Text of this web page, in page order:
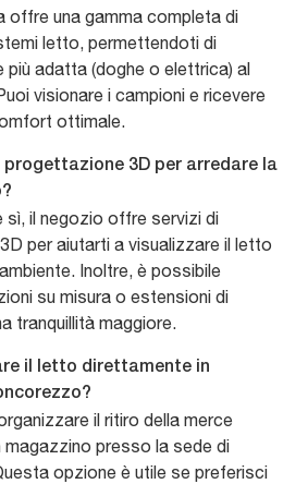
offre una gamma completa di
letto, permettendoti di
più adatta (doghe o elettrica) al
visionare i campioni e ricevere
ottimale.
3D per arredare la
sì, il negozio offre servizi di
per aiutarti a visualizzare il letto
Inoltre, è possibile
su misura o estensioni di
tranquillità maggiore.
il letto direttamente in
il ritiro della merce
magazzino presso la sede di
opzione è utile se preferisci